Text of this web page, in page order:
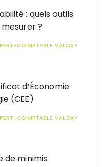
: quels outils
?
COMPTABLE VALOXY
d’Économie
(CEE)
COMPTABLE VALOXY
de minimis